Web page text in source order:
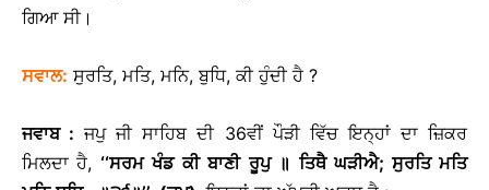
ਗਿਆ ਸੀ।
ਸਵਾਲ: ਸੁਰਤਿ, ਮਤਿ, ਮਨਿ, ਬੁਧਿ, ਕੀ ਹੁੰਦੀ ਹੈ ?
ਜਵਾਬ : ਜਪੁ ਜੀ ਸਾਹਿਬ ਦੀ 36ਵੀਂ ਪੌੜੀ ਵਿੱਚ ਇਨ੍ਹਾਂ ਦਾ ਜ਼ਿਕਰ
ਮਿਲਦਾ ਹੈ, ‘‘ਸਰਮ ਖੰਡ ਕੀ ਬਾਣੀ ਰੂਪੁ ॥ ਤਿਥੈ ਘੜੀਐ;ਸੁਰਤਿ ਮਤਿ